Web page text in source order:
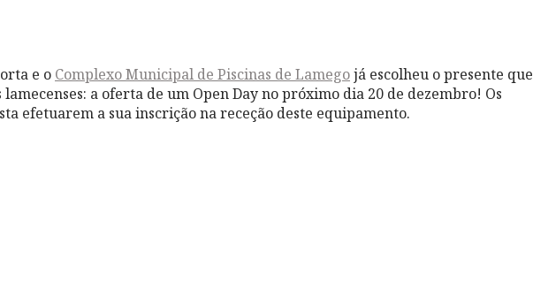
e o Complexo Municipal de Piscinas de Lamegojá escolheu o presente que
a oferta de um Open Day no próximo dia 20 de dezembro! Os
efetuarem a sua inscrição na receção deste equipamento.